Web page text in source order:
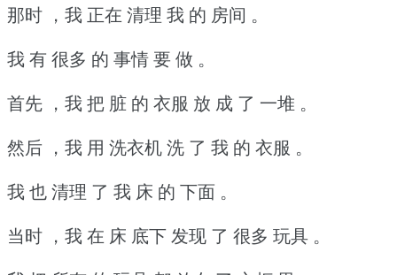
那时 ，我 正在 清理 我 的 房间 。
我 有 很多 的 事情 要 做 。
首先 ，我 把 脏 的 衣服 放 成 了 一堆 。
然后 ，我 用 洗衣机 洗 了 我 的 衣服 。
我 也 清理 了 我 床 的 下面 。
当时 ，我 在 床 底下 发现 了 很多 玩具 。